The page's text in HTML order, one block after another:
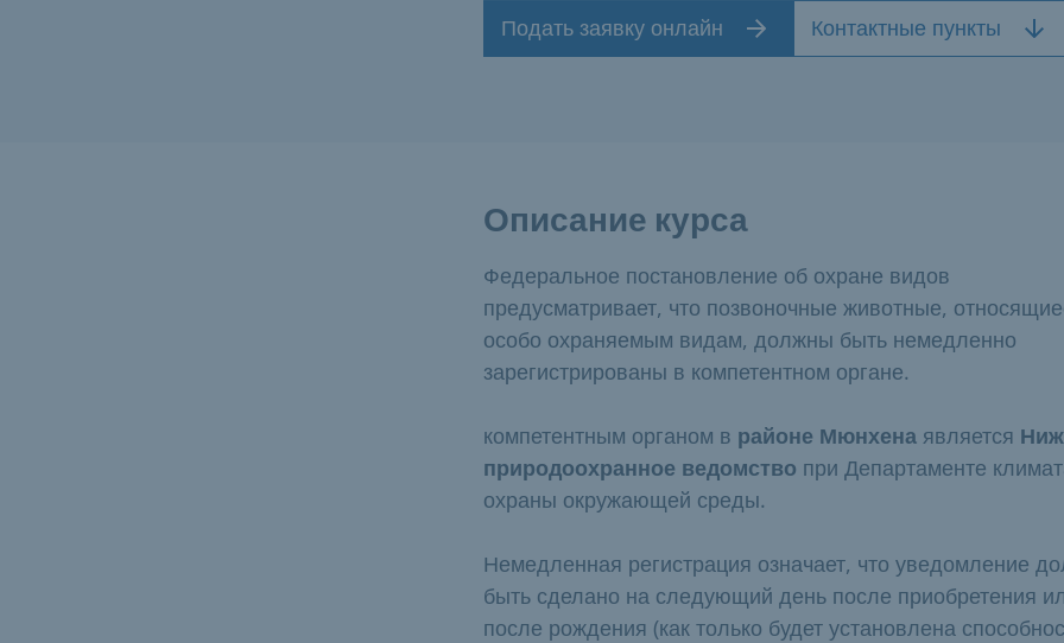
Подать заявку онлайн Контактные пункты
Описание курса
Федеральное постановление об охране видов
предусматривает, что позвоночные животные,
особо охраняемым видам, должны быть немедленно
зарегистрированы в компетентном органе.
компетентным органом в районе Мюнхена является
природоохранное ведомство при Департаменте
охраны окружающей среды.
Немедленная регистрация означает, что уведомление
быть сделано на следующий день после приобретения
после рождения (как только будет установлена